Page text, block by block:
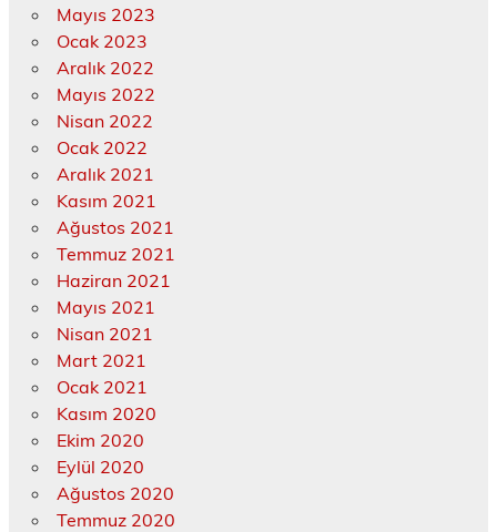
Mayıs 2023
Ocak 2023
Aralık 2022
Mayıs 2022
Nisan 2022
Ocak 2022
Aralık 2021
Kasım 2021
Ağustos 2021
Temmuz 2021
Haziran 2021
Mayıs 2021
Nisan 2021
Mart 2021
Ocak 2021
Kasım 2020
Ekim 2020
Eylül 2020
Ağustos 2020
Temmuz 2020